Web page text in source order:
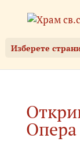
Изберете